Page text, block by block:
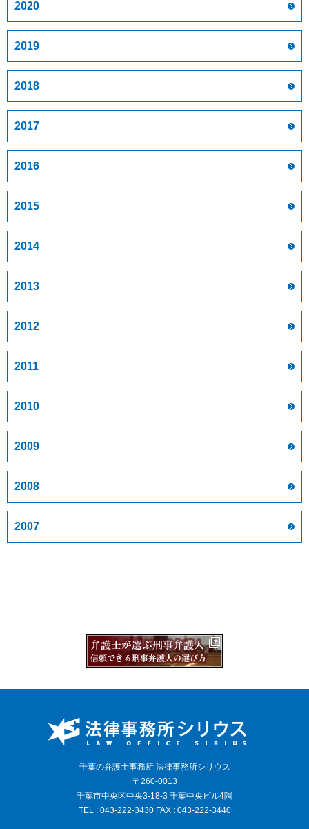
2020
2019
2018
2017
2016
2015
2014
2013
2012
2011
2010
2009
2008
2007
千葉の弁護士事務所 法律事務所シリウス
〒260-0013
千葉市中央区中央3-18-3 千葉中央ビル4階
TEL : 043-222-3430 FAX : 043-222-3440